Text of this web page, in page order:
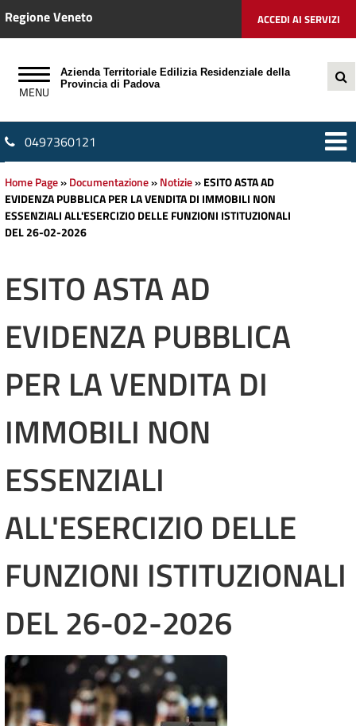
Regione Veneto ACCEDI AI SERVIZI
Azienda Territoriale Edilizia Residenziale della
Provincia di Padova
0497360121
Home Page»Documentazione»Notizie»ESITO ASTA AD
EVIDENZA PUBBLICA PER LA VENDITA DI IMMOBILI NON
ESSENZIALI ALL'ESERCIZIO DELLE FUNZIONI ISTITUZIONALI
DEL 26-02-2026
ESITO ASTA AD
EVIDENZA PUBBLICA
PER LA VENDITA DI
IMMOBILI NON
ESSENZIALI
ALL'ESERCIZIO DELLE
FUNZIONI ISTITUZIONALI
DEL 26-02-2026